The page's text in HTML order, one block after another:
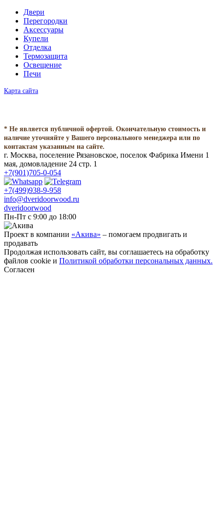
Двери
Перегородки
Аксессуары
Купели
Отделка
Термозащита
Освещение
Печи
Карта сайта
* Не является публичной офертой. Окончательную стоимость и
наличие уточняйте у Вашего персонального менеджера или по
контактам указанным на сайте.
г. Москва, поселение Рязановское, поселок Фабрика Имени 1
мая, домовладение 24 стр. 1
+7(901)705-0-054
+7(499)938-9-958
info@dveridoorwood.ru
dveridoorwood
Пн-Пт с 9:00 до 18:00
Проект в компании «Акива» – помогаем продвигать и
продавать
Продолжая использовать сайт, вы соглашаетесь на обработку
файлов cookie и Политикой обработки персональных данных.
Согласен